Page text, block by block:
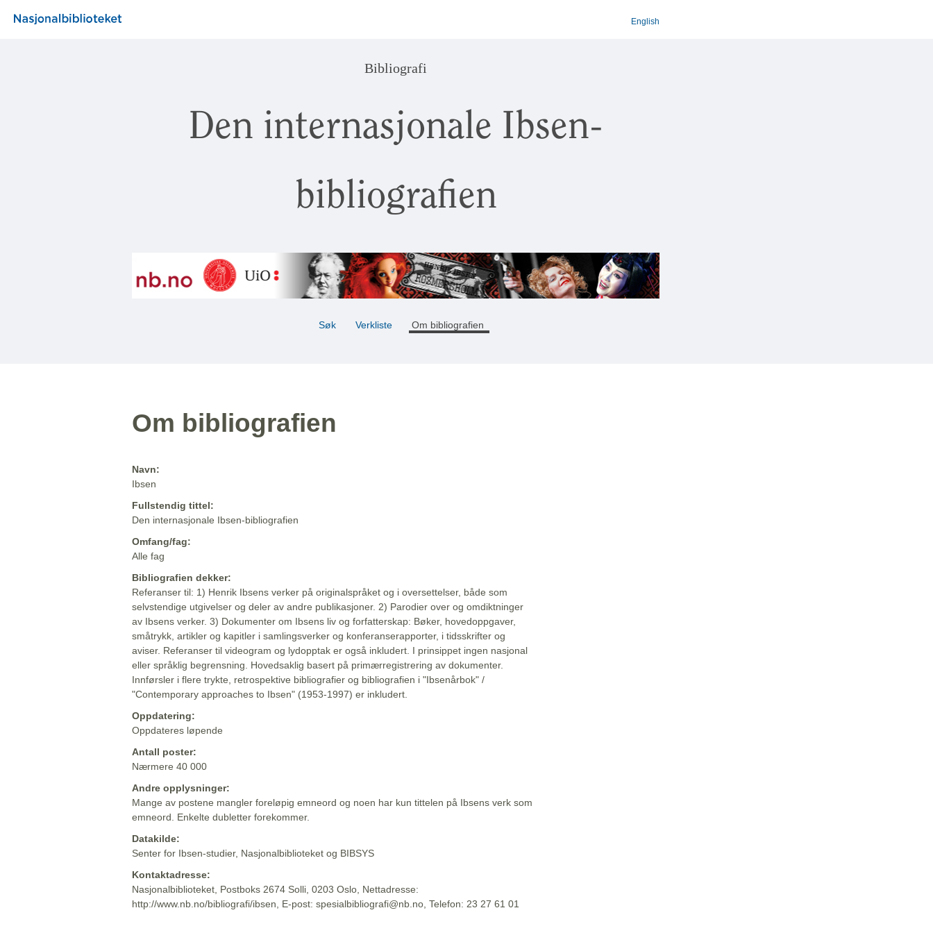
English
Bibliografi
Den internasjonale Ibsen-
bibliografien
Søk Verkliste Om bibliografien
Om bibliografien
Navn:
Ibsen
Fullstendig tittel:
Den internasjonale Ibsen-bibliografien
Omfang/fag:
Alle fag
Bibliografien dekker:
Referanser til: 1) Henrik Ibsens verker på originalspråket og i oversettelser, både som
selvstendige utgivelser og deler av andre publikasjoner. 2) Parodier over og omdiktninger
av Ibsens verker. 3) Dokumenter om Ibsens liv og forfatterskap: Bøker, hovedoppgaver,
småtrykk, artikler og kapitler i samlingsverker og konferanserapporter, i tidsskrifter og
aviser. Referanser til videogram og lydopptak er også inkludert. I prinsippet ingen nasjonal
eller språklig begrensning. Hovedsaklig basert på primærregistrering av dokumenter.
Innførsler i flere trykte, retrospektive bibliografier og bibliografien i "Ibsenårbok" /
"Contemporary approaches to Ibsen" (1953-1997) er inkludert.
Oppdatering:
Oppdateres løpende
Antall poster:
Nærmere 40 000
Andre opplysninger:
Mange av postene mangler foreløpig emneord og noen har kun tittelen på Ibsens verk som
emneord. Enkelte dubletter forekommer.
Datakilde:
Senter for Ibsen-studier, Nasjonalbiblioteket og BIBSYS
Kontaktadresse:
Nasjonalbiblioteket, Postboks 2674 Solli, 0203 Oslo, Nettadresse:
http://www.nb.no/bibliografi/ibsen, E-post: spesialbibliografi@nb.no, Telefon: 23 27 61 01